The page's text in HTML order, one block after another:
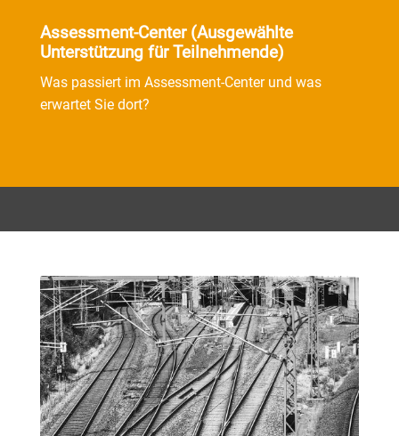
Assessment-Center (Ausgewählte
Unterstützung für Teilnehmende)
Was passiert im Assessment-Center und was
erwartet Sie dort?